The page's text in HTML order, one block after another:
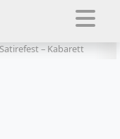
– Kabarett